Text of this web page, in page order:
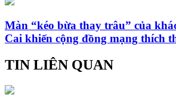
Màn “kéo bừa thay trâu” của
Cai khiến cộng đồng mạng thích
TIN LIÊN QUAN